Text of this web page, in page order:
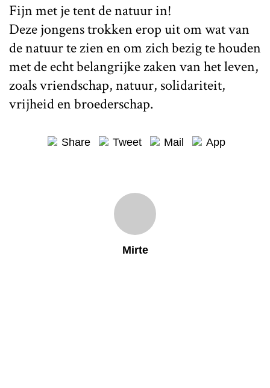
Fijn met je tent de natuur in!
Deze jongens trokken erop uit om wat van
de natuur te zien en om zich bezig te houden
met de echt belangrijke zaken van het leven,
zoals vriendschap, natuur, solidariteit,
vrijheid en broederschap.
Share Tweet Mail App
Mirte